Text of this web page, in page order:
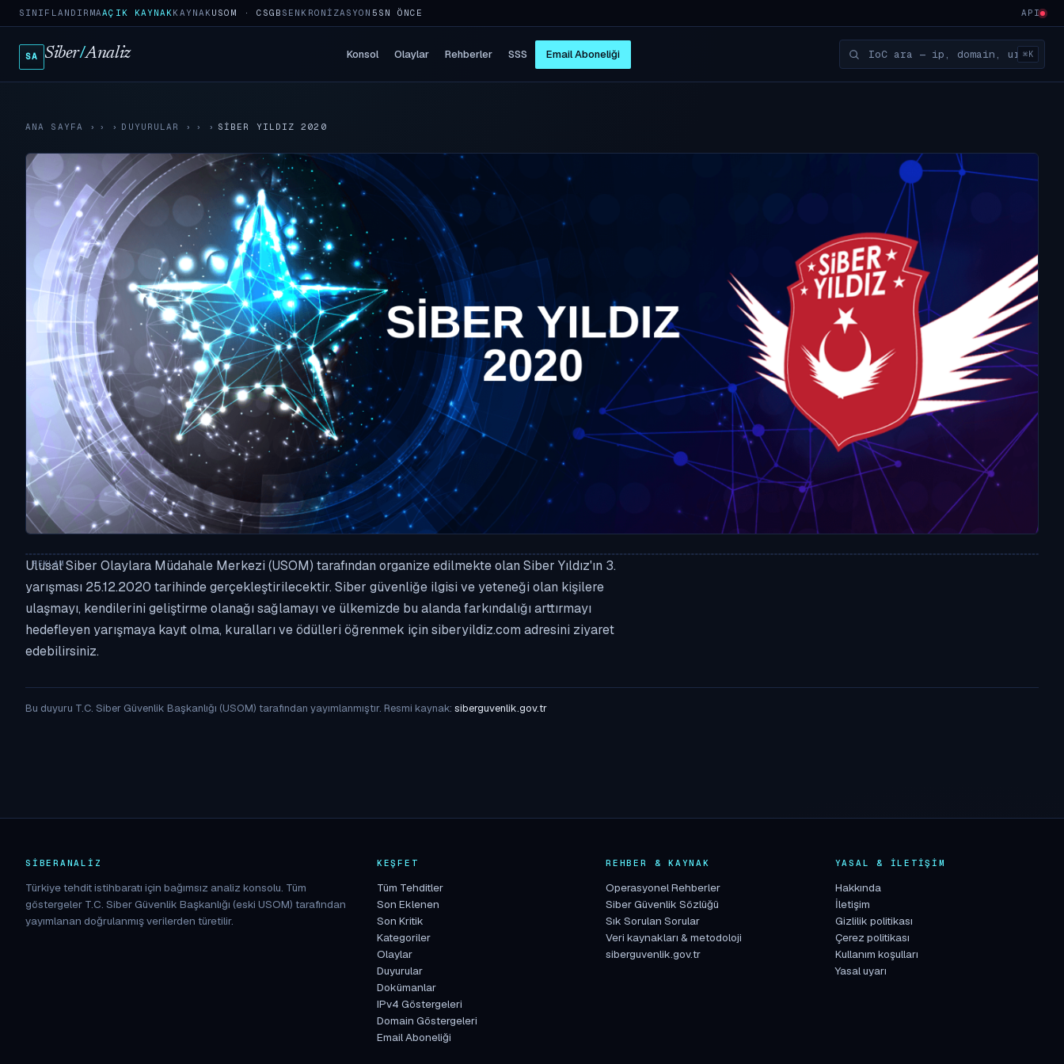
SINIFLANDIRMAAÇIK KAYNAKKAYNAKUSOM · CSGB SENKRONIZASYON 5SN ÖNCE API
SA Siber/Analiz Konsol Olaylar Rehberler SSS Email Aboneliği ⌘K
ANA SAYFA › DUYURULAR › ​SIBER YILDIZ 2020
RESMI DUYURU · USOM
​Siber Yıldız 2020
20.12.2020 Dil: TR USOM #19
Ulusal Siber Olaylara Müdahale Merkezi (USOM) tarafından organize edilmekte olan Siber Yıldız'ın 3.
yarışması 25.12.2020 tarihinde gerçekleştirilecektir. Siber güvenliğe ilgisi ve yeteneği olan kişilere
ulaşmayı, kendilerini geliştirme olanağı sağlamayı ve ülkemizde bu alanda farkındalığı arttırmayı
hedefleyen yarışmaya kayıt olma, kuralları ve ödülleri öğrenmek için siberyildiz.com adresini ziyaret
edebilirsiniz.
Bu duyuru T.C. Siber Güvenlik Başkanlığı (USOM) tarafından yayımlanmıştır. Resmi kaynak: siberguvenlik.gov.tr
SIBERANALIZ
Türkiye tehdit istihbaratı için bağımsız analiz konsolu. Tüm
göstergeler T.C. Siber Güvenlik Başkanlığı (eski USOM) tarafından
yayımlanan doğrulanmış verilerden türetilir.
KEŞFET
Tüm Tehditler
Son Eklenen
Son Kritik
Kategoriler
Olaylar
Duyurular
Dokümanlar
IPv4 Göstergeleri
Domain Göstergeleri
Email Aboneliği
REHBER & KAYNAK
Operasyonel Rehberler
Siber Güvenlik Sözlüğü
Sık Sorulan Sorular
Veri kaynakları & metodoloji
siberguvenlik.gov.tr
YASAL & İLETIŞIM
Hakkında
İletişim
Gizlilik politikası
Çerez politikası
Kullanım koşulları
Yasal uyarı